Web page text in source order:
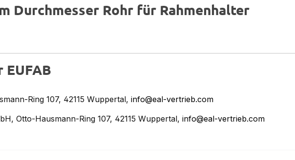
Durchmesser Rohr für Rahmenhalter
Ring 107, 42115 Wuppertal, info@eal-vertrieb.com
Otto-Hausmann-Ring 107, 42115 Wuppertal, info@eal-vertrieb.com